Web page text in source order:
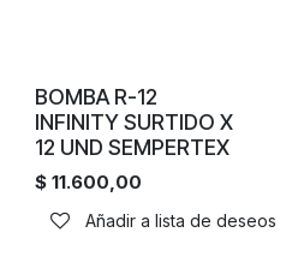
BOMBA R-12
INFINITY SURTIDO X
12 UND SEMPERTEX
$ 11.600,00
Añadir a lista de deseos